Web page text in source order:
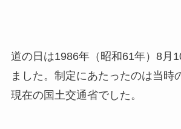
道の日は1986年（昭和61年）8月
ました。制定にあたったのは当時
現在の国土交通省でした。